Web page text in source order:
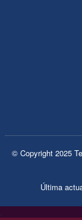
© Copyright 2025
Última